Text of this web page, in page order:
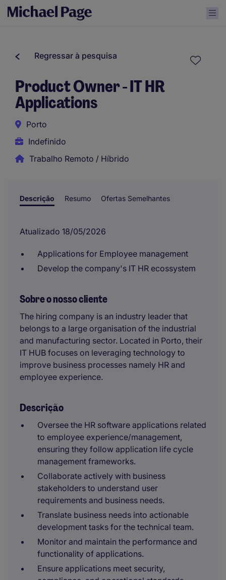
Regressar à pesquisa
Product Owner - IT HR
Applications
Porto
Indefinido
Trabalho Remoto / Híbrido
Descrição Resumo Ofertas Semelhantes
Atualizado 18/05/2026
Applications for Employee management
Develop the company's IT HR ecossystem
Sobre o nosso cliente
The hiring company is an industry leader that
belongs to a large organisation of the industrial
and manufacturing sector. Located in Porto, their
IT HUB focuses on leveraging technology to
improve business processes namely HR and
employee experience.
Descrição
Oversee the HR software applications related
to employee experience/management,
ensuring they follow application life cycle
management frameworks.
Collaborate actively with business
stakeholders to understand user
requirements and business needs.
Translate business needs into actionable
development tasks for the technical team.
Monitor and maintain the performance and
functionality of applications.
Ensure applications meet security,